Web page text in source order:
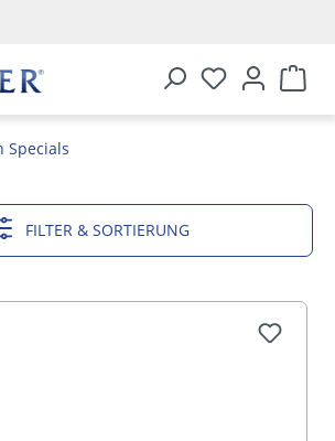
Specials
MEHR ANZEIGEN
FILTER & SORTIERUNG